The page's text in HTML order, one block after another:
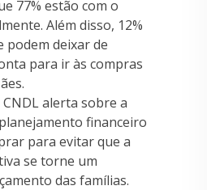
77% estão com o
Além disso, 12%
podem deixar de
para ir às compras
alerta sobre a
financeiro
para evitar que a
se torne um
das famílias.